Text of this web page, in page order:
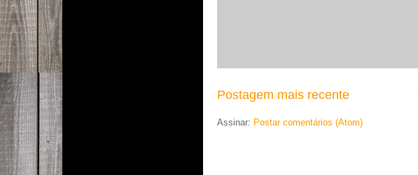
Postagem mais recente
Assinar: Postar comentários (Atom)